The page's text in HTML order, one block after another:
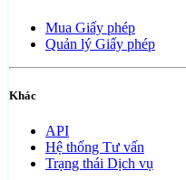
Mua Giấy phép
Quản lý Giấy phép
Khác
API
Hệ thống Tư vấn
Trạng thái Dịch vụ